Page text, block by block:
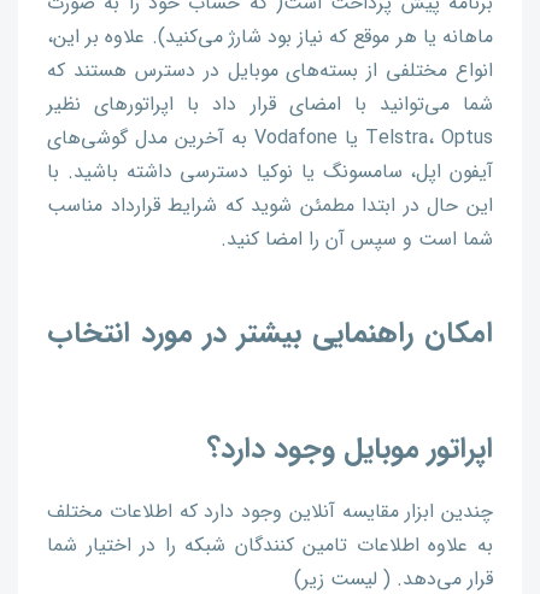
ماهانه یا هر موقع که نیاز بود شارژ می‌کنید). علاوه بر این،
انواع مختلفی از بسته‌های موبایل در دسترس هستند که
شما می‌توانید با امضای قرار داد با اپراتورهای نظیر
Telstra، Optus یا Vodafone به آخرین مدل گوشی‌های
آیفون اپل، سامسونگ یا نوکیا دسترسی داشته باشید. با
این حال در ابتدا مطمئن شوید که شرایط قرارداد مناسب
شما است و سپس آن را امضا کنید.
امکان راهنمایی بیشتر در مورد انتخاب
اپراتور موبایل وجود دارد؟
چندین ابزار مقایسه آنلاین وجود دارد که اطلاعات مختلف
به علاوه اطلاعات تامین کنندگان شبکه را در اختیار شما
قرار می‌دهد. ( لیست زیر)